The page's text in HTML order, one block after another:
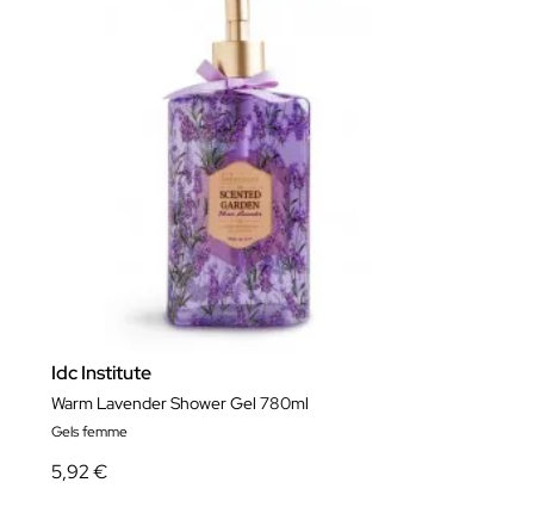
Idc Institute
Warm Lavender Shower Gel 780ml
Gels femme
5,92 €